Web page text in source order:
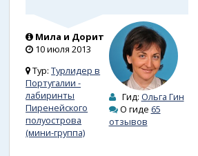
Мила и Дорит
10 июля 2013
Тур:Турлидер в
Португалии -
лабиринты
Пиренейского
полуострова
(мини-группа)
Гид: Ольга Гин
О гиде 65
отзывов